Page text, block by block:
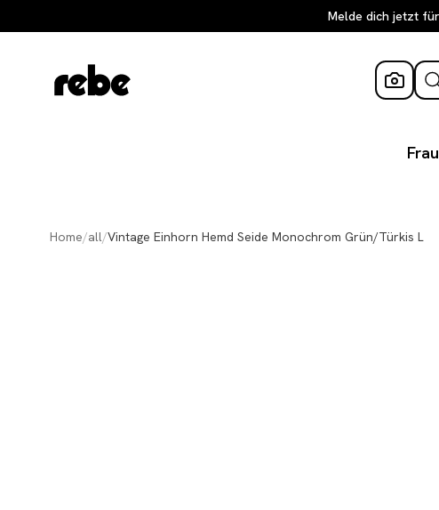
Melde dich jetzt
Home/all/Vintage Einhorn Hemd Seide Monochrom Grün/Türkis L